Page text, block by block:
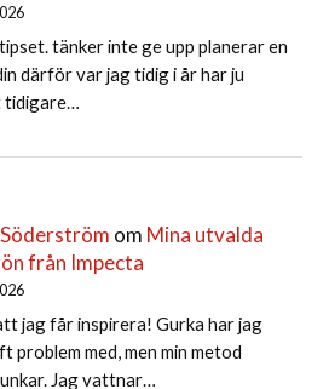
tänker inte ge upp planerar en
därför var jag tidig i år har ju
tidigare…
om Mina utvalda
från Impecta
jag får inspirera! Gurka har jag
problem med, men min metod
Jag vattnar…